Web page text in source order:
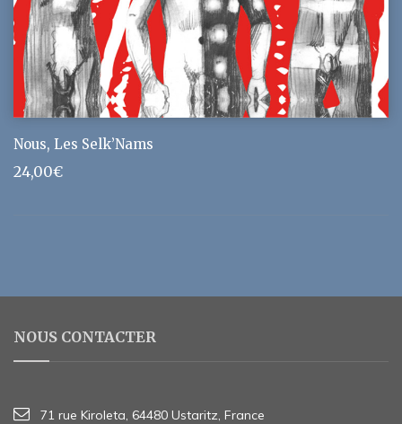
Nous, Les Selk’Nams
24,00€
NOUS CONTACTER
71 rue Kiroleta, 64480 Ustaritz, France